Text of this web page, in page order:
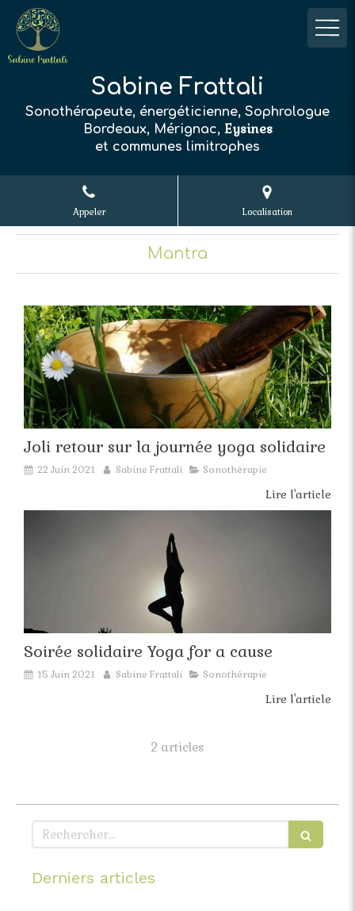
Sabine Frattali
Sonothérapeute, énergéticienne, Sophrologue
Bordeaux, Mérignac, Eysines
et communes limitrophes
Appeler Localisation
Mantra
Joli retour sur la journée yoga solidaire
22 Juin 2021 Sabine Frattali Sonothérapie
Lire l'article
Soirée solidaire Yoga for a cause
15 Juin 2021 Sabine Frattali Sonothérapie
Lire l'article
2 articles
Rechercher
Derniers articles